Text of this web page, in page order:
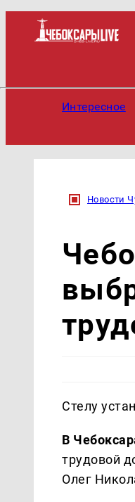
Интересное
Новости
Стелу
В
трудовой
Олег